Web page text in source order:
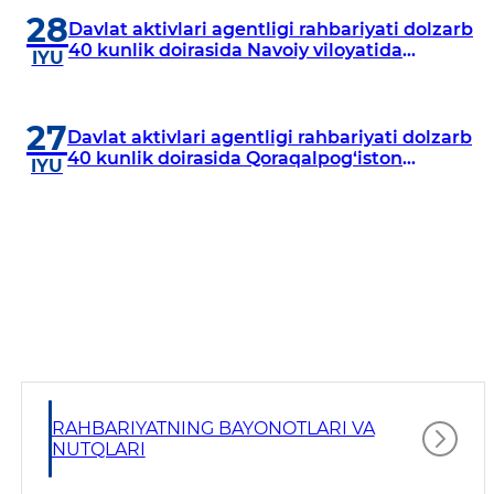
28
IYU
Davlat aktivlari agentligi rahbariyati dolzarb
40 kunlik doirasida Navoiy viloyatida
27
IYU
Davlat aktivlari agentligi rahbariyati dolzarb
40 kunlik doirasida Qoraqalpog‘iston
RAHBARIYATNING BAYONOTLARI VA
NUTQLARI